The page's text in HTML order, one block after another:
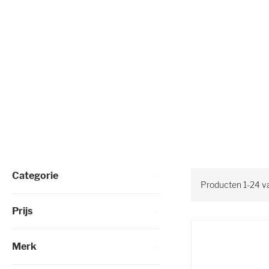
Producten 1-24
Selectie verfijnen
Categorie
Prijs
Merk